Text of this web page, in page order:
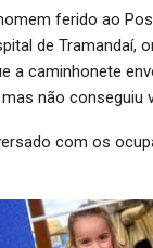
ferido ao
de Tramandaí,
a caminhonete
não conseguiu
com os